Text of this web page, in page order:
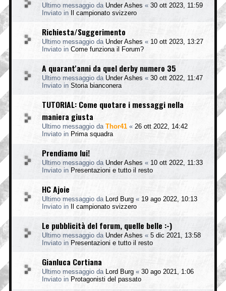
Ultimo messaggio da Under Ashes « 30 ott 2023, 11:59
Inviato in
Il campionato svizzero
Richiesta/Suggerimento
Ultimo messaggio da Under Ashes « 10 ott 2023, 13:27
Inviato in Come funziona il Forum?
A quarant'anni da quel derby numero 35
Ultimo messaggio da Under Ashes « 30 ott 2022, 11:47
Inviato in Storia bianconera
TUTORIAL: Come quotare i messaggi nella
maniera giusta
Ultimo messaggio da Thor41 « 26 ott 2022, 14:42
Inviato in Prima squadra
Prendiamo lui!
Ultimo messaggio da Under Ashes « 10 ott 2022, 11:33
Inviato in Presentazioni e tutto il resto
HC Ajoie
Ultimo messaggio da Lord Burg « 19 ago 2022, 10:13
Inviato in
Il campionato svizzero
Le pubblicità del forum, quelle belle :-)
Ultimo messaggio da Under Ashes « 5 dic 2021, 13:58
Inviato in Presentazioni e tutto il resto
Gianluca Cortiana
Ultimo messaggio da Lord Burg « 30 ago 2021, 1:06
Inviato in Protagonisti del passato